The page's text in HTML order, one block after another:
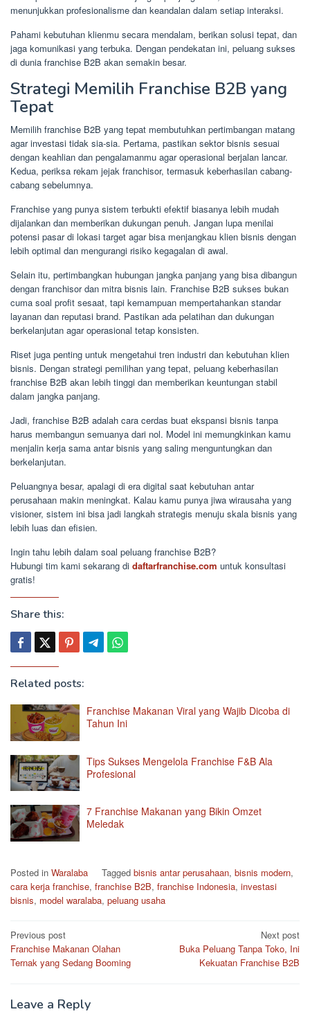
menunjukkan profesionalisme dan keandalan dalam setiap interaksi.
Pahami kebutuhan klienmu secara mendalam, berikan solusi tepat, dan
jaga komunikasi yang terbuka. Dengan pendekatan ini, peluang sukses
di dunia franchise B2B akan semakin besar.
Strategi Memilih Franchise B2B yang
Tepat
Memilih franchise B2B yang tepat membutuhkan pertimbangan matang
agar investasi tidak sia-sia. Pertama, pastikan sektor bisnis sesuai
dengan keahlian dan pengalamanmu agar operasional berjalan lancar.
Kedua, periksa rekam jejak franchisor, termasuk keberhasilan cabang-
cabang sebelumnya.
Franchise yang punya sistem terbukti efektif biasanya lebih mudah
dijalankan dan memberikan dukungan penuh. Jangan lupa menilai
potensi pasar di lokasi target agar bisa menjangkau klien bisnis dengan
lebih optimal dan mengurangi risiko kegagalan di awal.
Selain itu, pertimbangkan hubungan jangka panjang yang bisa dibangun
dengan franchisor dan mitra bisnis lain. Franchise B2B sukses bukan
cuma soal profit sesaat, tapi kemampuan mempertahankan standar
layanan dan reputasi brand. Pastikan ada pelatihan dan dukungan
berkelanjutan agar operasional tetap konsisten.
Riset juga penting untuk mengetahui tren industri dan kebutuhan klien
bisnis. Dengan strategi pemilihan yang tepat, peluang keberhasilan
franchise B2B akan lebih tinggi dan memberikan keuntungan stabil
dalam jangka panjang.
Jadi, franchise B2B adalah cara cerdas buat ekspansi bisnis tanpa
harus membangun semuanya dari nol. Model ini memungkinkan kamu
menjalin kerja sama antar bisnis yang saling menguntungkan dan
berkelanjutan.
Peluangnya besar, apalagi di era digital saat kebutuhan antar
perusahaan makin meningkat. Kalau kamu punya jiwa wirausaha yang
visioner, sistem ini bisa jadi langkah strategis menuju skala bisnis yang
lebih luas dan efisien.
Ingin tahu lebih dalam soal peluang franchise B2B?
Hubungi tim kami sekarang di daftarfranchise.com untuk konsultasi
gratis!
Share this:
Related posts:
Franchise Makanan Viral yang Wajib Dicoba di
Tahun Ini
Tips Sukses Mengelola Franchise F&B Ala
Profesional
7 Franchise Makanan yang Bikin Omzet
Meledak
Posted in Waralaba Tagged bisnis antar perusahaan, bisnis modern,
cara kerja franchise, franchise B2B, franchise Indonesia, investasi
bisnis, model waralaba, peluang usaha
Post
navigation
Previous post
Franchise Makanan Olahan
Ternak yang Sedang Booming
Next post
Buka Peluang Tanpa Toko, Ini
Kekuatan Franchise B2B
Leave a Reply